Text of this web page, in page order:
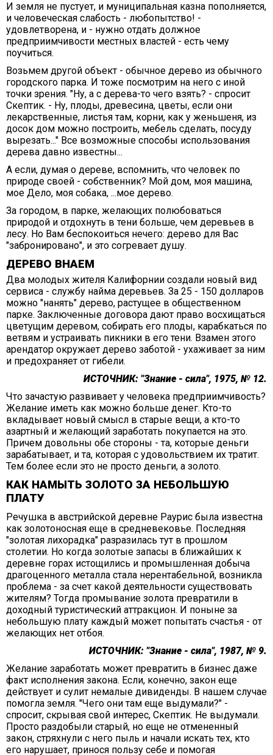
И земля не пустует, и муниципальная казна пополняется,
и человеческая слабость - любопытство! -
удовлетворена, и - нужно отдать должное
предприимчивости местных властей - есть чему
поучиться.
Возьмем другой объект - обычное дерево из обычного
городского парка. И тоже посмотрим на него с иной
точки зрения. "Ну, а с дерева-то чего взять? - спросит
Скептик. - Ну, плоды, древесина, цветы, если они
лекарственные, листья там, корни, как у женьшеня, из
досок дом можно построить, мебель сделать, посуду
вырезать..." Все возможные способы использования
дерева давно известны...
А если, думая о дереве, вспомнить, что человек по
природе своей - собственник? Мой дом, моя машина,
мое Дело, моя собака, ...мое дерево.
За городом, в парке, желающих полюбоваться
природой и отдохнуть в тени больше, чем деревьев в
лесу. Но Вам беспокоиться нечего: дерево для Вас
"забронировано", и это согревает душу.
ДЕРЕВО ВНАЕМ
Два молодых жителя Калифорнии создали новый вид
сервиса - службу найма деревьев. За 25 - 150 долларов
можно "нанять" дерево, растущее в общественном
парке. Заключенные договора дают право восхищаться
цветущим деревом, собирать его плоды, карабкаться по
ветвям и устраивать пикники в его тени. Взамен этого
арендатор окружает дерево заботой - ухаживает за ним
и предохраняет от гибели.
ИСТОЧНИК: "Знание - сила", 1975, № 12.
Что зачастую развивает у человека предприимчивость?
Желание иметь как можно больше денег. Кто-то
вкладывает новый смысл в старые вещи, а кто-то
азартный и желающий заработать покупается на это.
Причем довольны обе стороны - та, которые деньги
зарабатывает, и та, которая с удовольствием их тратит.
Тем более если это не просто деньги, а золото.
КАК НАМЫТЬ ЗОЛОТО ЗА НЕБОЛЬШУЮ
ПЛАТУ
Речушка в австрийской деревне Раурис была известна
как золотоносная еще в средневековье. Последняя
"золотая лихорадка" разразилась тут в прошлом
столетии. Но когда золотые запасы в ближайших к
деревне горах истощились и промышленная добыча
драгоценного металла стала нерентабельной, возникла
проблема - за счет какой деятельности существовать
жителям? Тогда промывание золота превратили в
доходный туристический аттракцион. И поныне за
небольшую плату каждый может попытать счастья - от
желающих нет отбоя.
ИСТОЧНИК: "Знание - сила", 1987, № 9.
Желание заработать может превратить в бизнес даже
факт исполнения закона. Если, конечно, закон еще
действует и сулит немалые дивиденды. В нашем случае
помогла земля. "Чего они там еще выдумали?" -
спросит, скрывая свой интерес, Скептик. Не выдумали.
Просто раздобыли старый, но еще не отмененный
закон, стряхнули с него пыль и начали искать тех, кто
его нарушает, принося пользу себе и помогая